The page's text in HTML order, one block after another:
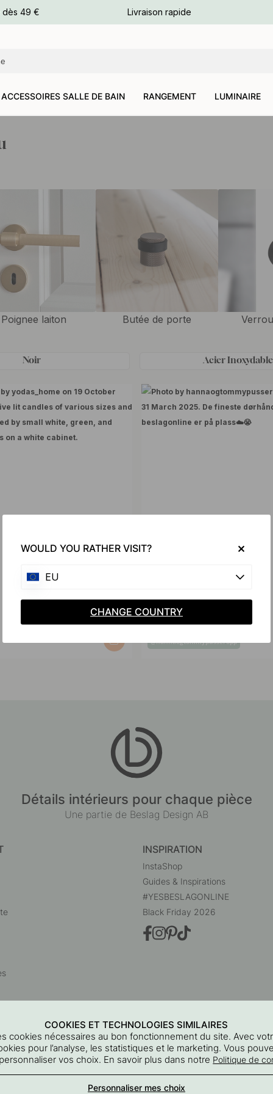
dès 49 € Livraison rapide
ACCESSOIRES SALLE DE BAIN RANGEMENT LUMINAIRE
Poignee laiton Butée de porte
Noir Acier Inoxydable
Post
@hannaogtommypusseropp
Détails intérieurs pour chaque pièce
Une partie de Beslag Design AB
INSPIRATION
InstaShop
Guides & Inspirations
#YESBESLAGONLINE
Black Friday 2026
Beslag Online, Inre Kustvägen 32, 269 43 Båstad, Suède
COOKIES ET TECHNOLOGIES SIMILAIRES
cookies nécessaires au bon fonctionnement du site. Avec
pour l’analyse, les statistiques et le marketing. Vous
vos choix. En savoir plus dans notre Politique de
Personnaliser mes choix
WOULD YOU RATHER VISIT?
EU
CHANGE COUNTRY